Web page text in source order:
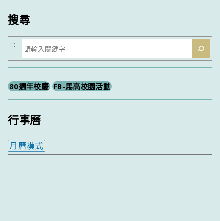
搜尋
搜
尋
:::
80週年校慶 FB-馬高校園活動
行事曆
月曆模式